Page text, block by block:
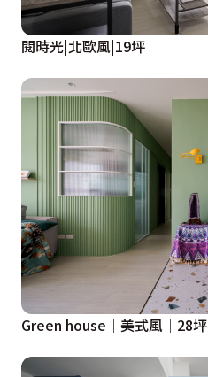
閱時光|北歐風|19坪
Green house│美式風│28坪